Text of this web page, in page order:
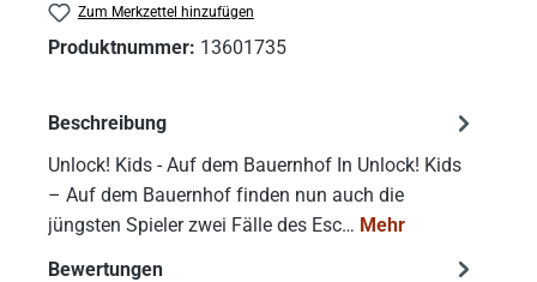
Zum Merkzettel hinzufügen
Produktnummer: 13601735
Beschreibung
Unlock! Kids - Auf dem Bauernhof In Unlock! Kids
– Auf dem Bauernhof finden nun auch die
jüngsten Spieler zwei Fälle des Esc… Mehr
Bewertungen